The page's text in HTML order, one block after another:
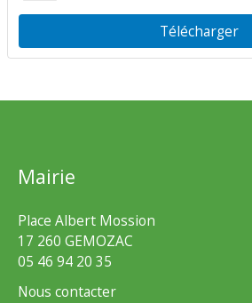
Télécharger
Mairie
Place Albert Mossion
17 260 GEMOZAC
05 46 94 20 35
Nous contacter